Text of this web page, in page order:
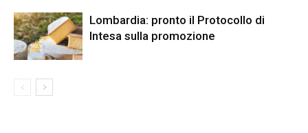
Lombardia: pronto il Protocollo di
Intesa sulla promozione